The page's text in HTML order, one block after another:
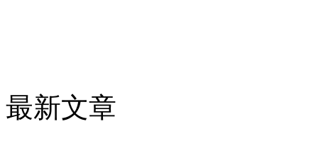
最新文章